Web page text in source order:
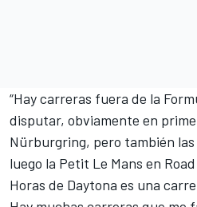
“Hay carreras fuera de la
disputar, obviamente en
Nürburgring, pero también las
luego la Petit Le Mans en
Horas de Daytona es una